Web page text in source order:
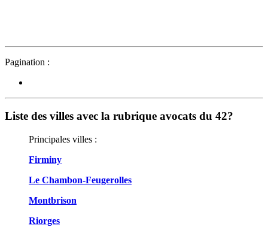
Pagination :
Liste des villes avec la rubrique avocats du 42?
Principales villes :
Firminy
Le Chambon-Feugerolles
Montbrison
Riorges